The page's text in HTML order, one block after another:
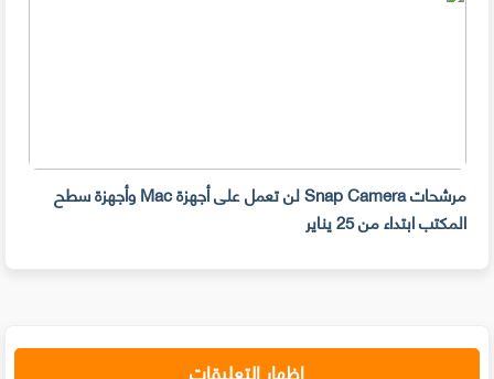
مرشحات Snap Camera لن تعمل على أجهزة Mac وأجهزة سطح
المكتب ابتداء من 25 يناير